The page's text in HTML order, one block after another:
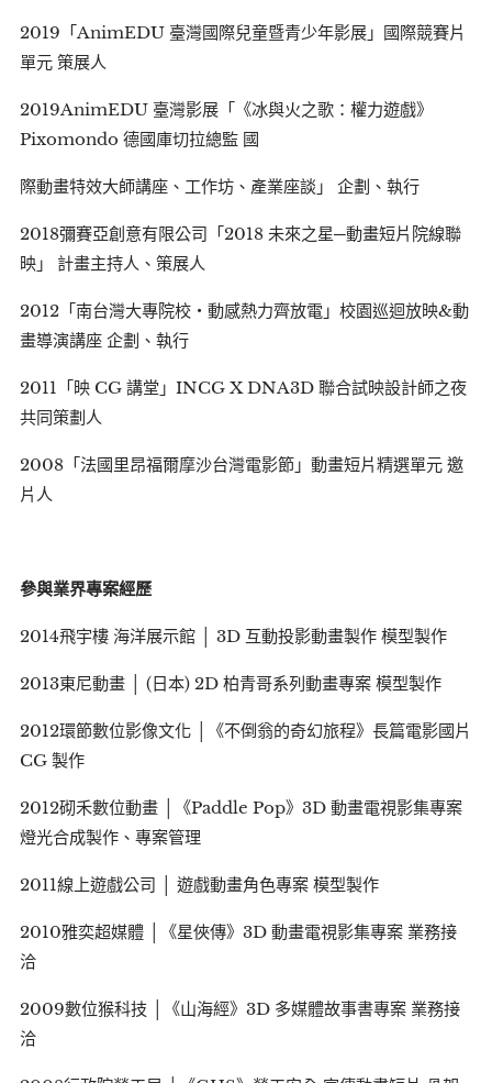
2019「AnimEDU 臺灣國際兒童暨青少年影展」國際競賽片
單元 策展人
2019AnimEDU 臺灣影展「《冰與火之歌：權力遊戲》
Pixomondo 德國庫切拉總監 國
際動畫特效大師講座、工作坊、產業座談」 企劃、執行
2018彌賽亞創意有限公司「2018 未來之星─動畫短片院線聯
映」 計畫主持人、策展人
2012「南台灣大專院校‧動感熱力齊放電」校園巡迴放映&動
畫導演講座 企劃、執行
2011「映 CG 講堂」INCG X DNA3D 聯合試映設計師之夜
共同策劃人
2008「法國里昂福爾摩沙台灣電影節」動畫短片精選單元 邀
片人
參與業界專案經歷
2014飛宇樓 海洋展示館 │ 3D 互動投影動畫製作 模型製作
2013東尼動畫 │ (日本) 2D 柏青哥系列動畫專案 模型製作
2012環節數位影像文化 │《不倒翁的奇幻旅程》長篇電影國片
CG 製作
2012砌禾數位動畫 │《Paddle Pop》3D 動畫電視影集專案
燈光合成製作、專案管理
2011線上遊戲公司 │ 遊戲動畫角色專案 模型製作
2010雅奕超媒體 │《星俠傳》3D 動畫電視影集專案 業務接
洽
2009數位猴科技 │《山海經》3D 多媒體故事書專案 業務接
洽